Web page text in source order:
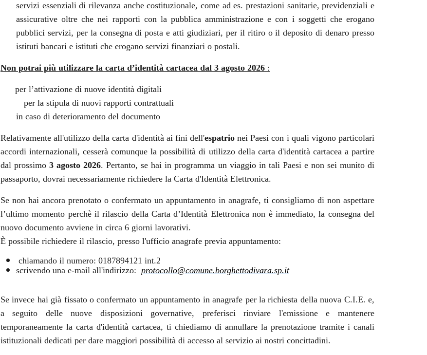
servizi essenziali di rilevanza anche costituzionale, come ad es. prestazioni sanitarie, previdenziali e
assicurative oltre che nei rapporti con la pubblica amministrazione e con i soggetti che erogano
pubblici servizi, per la consegna di posta e atti giudiziari, per il ritiro o il deposito di denaro presso
istituti bancari e istituti che erogano servizi finanziari o postali.
Non potrai più utilizzare la carta d’identità cartacea dal 3 agosto 2026:
per l’attivazione di nuove identità digitali
per la stipula di nuovi rapporti contrattuali
in caso di deterioramento del documento
Relativamente all'utilizzo della carta d'identità ai fini dell'espatrionei Paesi con i quali vigono particolari
accordi internazionali, cesserà comunque la possibilità di utilizzo della carta d'identità cartacea a partire
dal prossimo 3 agosto 2026. Pertanto, se hai in programma un viaggio in tali Paesi e non sei munito di
passaporto, dovrai necessariamente richiedere la Carta d'Identità Elettronica.
Se non hai ancora prenotato o confermato un appuntamento in anagrafe, ti consigliamo di non aspettare
l’ultimo momento perchè il rilascio della Carta d’Identità Elettronica non è immediato, la consegna del
nuovo documento avviene in circa 6 giorni lavorativi.
È possibile richiedere il rilascio, presso l'ufficio anagrafe previa appuntamento:
chiamando il numero: 0187894121 int.2
scrivendo una e-mail all'indirizzo: protocollo@comune.borghettodivara.sp.it
Se invece hai già fissato o confermato un appuntamento in anagrafe per la richiesta della nuova C.I.E. e,
a seguito delle nuove disposizioni governative, preferisci rinviare l'emissione e mantenere
temporaneamente la carta d'identità cartacea, ti chiediamo di annullare la prenotazione tramite i canali
istituzionali dedicati per dare maggiori possibilità di accesso al servizio ai nostri concittadini.